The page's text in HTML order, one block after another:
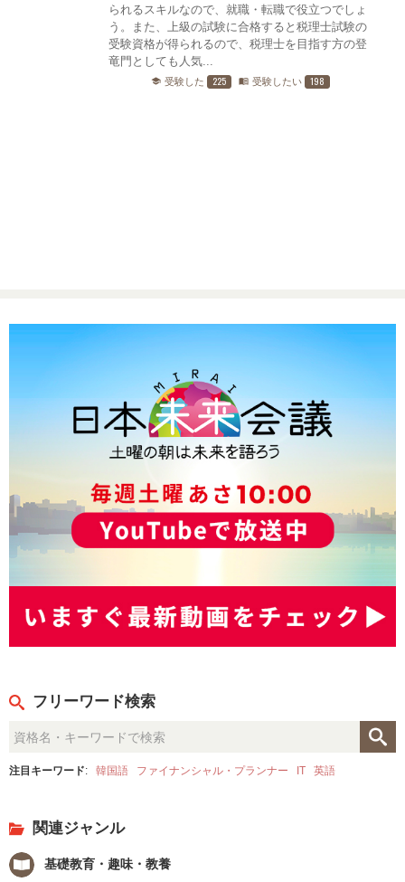
られるスキルなので、就職・転職で役立つでしょ
う。また、上級の試験に合格すると税理士試験の
受験資格が得られるので、税理士を目指す方の登
竜門としても人気...
school 受験した 225 menu_book 受験したい 198
フリーワード検索
注目キーワード: 韓国語 ファイナンシャル・プランナー IT 英語
関連ジャンル
基礎教育・趣味・教養